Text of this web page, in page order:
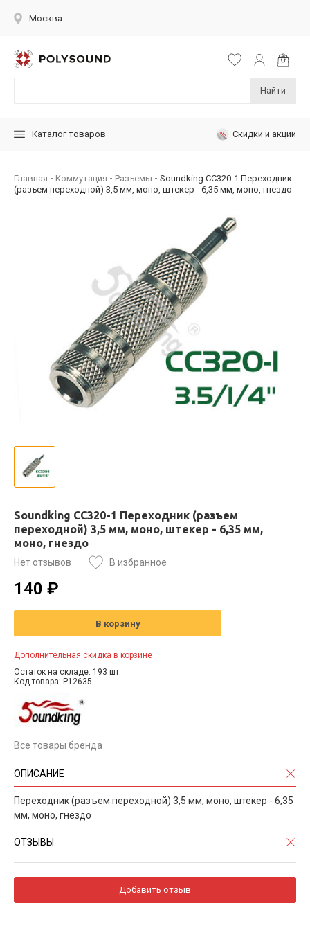
Москва
Найти
Каталог товаров Скидки и акции
Главная Коммутация Разъемы
Soundking CC320-1 Переходник
(разъем переходной) 3,5 мм, моно, штекер - 6,35 мм, моно, гнездо
Soundking CC320-1 Переходник (разъем
переходной) 3,5 мм, моно, штекер - 6,35 мм,
моно, гнездо
Нет отзывов В избранное
140 ₽
В корзину
Дополнительная скидка в корзине
Остаток на складе: 193 шт.
Код товара: P12635
Все товары бренда
ОПИСАНИЕ
Переходник (разъем переходной) 3,5 мм, моно, штекер - 6,35
мм, моно, гнездо
ОТЗЫВЫ
Добавить отзыв